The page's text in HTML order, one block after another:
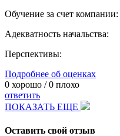
Обучение за счет компании:
Адекватность начальства:
Перспективы:
Подробнее об оценках
0 хорошо /0 плохо
ответить
ПОКАЗАТЬ ЕЩЕ
Оставить свой отзыв